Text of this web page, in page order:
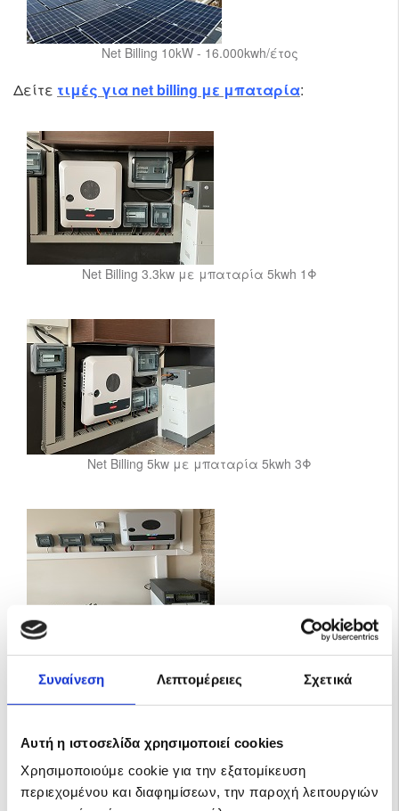
Συναίνεση Λεπτομέρειες Σχετικά
Αυτή η ιστοσελίδα χρησιμοποιεί cookies
Χρησιμοποιούμε cookie για την εξατομίκευση
περιεχομένου και διαφημίσεων, την παροχή λειτουργιών
Net Billing 10kW - 16.000kwh/έτος
Δείτε τιμές για net billing με μπαταρία:
Net Billing 3.3kw με μπαταρία 5kwh 1Φ
Net Billing 5kw με μπαταρία 5kwh 3Φ
Net Billing 10kw με μπαταρία 10kwh
Σε κάθε περίπτωση μπορείτε να απευθυνθείτε σε
ένα έμπειρο μηχανικό σε φωτοβολταϊκά ώστε να
σύστημα που σας ταιριάζει.
άρθρο του ιδρυτή και γεν. δντη της MP-Energy κ. Μιχαήλ Πέτσιου,